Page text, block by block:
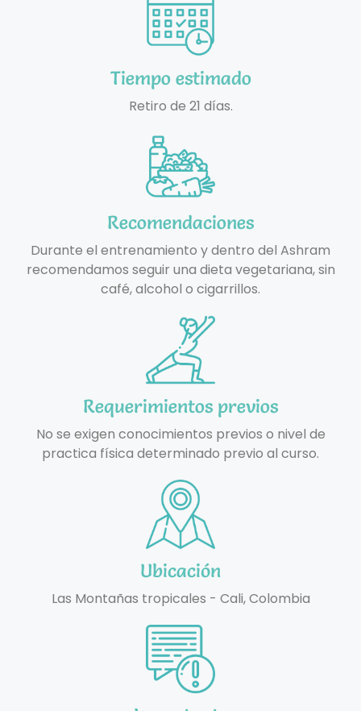
Tiempo estimado
Retiro de 21 días.
Recomendaciones
Durante el entrenamiento y dentro del Ashram
recomendamos seguir una dieta vegetariana, sin
café, alcohol o cigarrillos.
Requerimientos previos
No se exigen conocimientos previos o nivel de
practica física determinado previo al curso.
Ubicación
Las Montañas tropicales - Cali, Colombia